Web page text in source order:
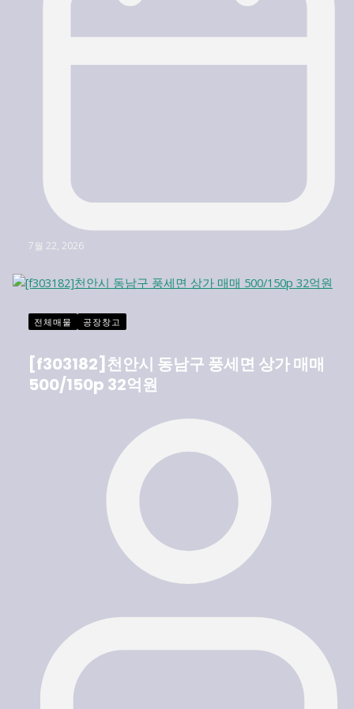
7월 22, 2026
전체매물 공장창고
[f303182]천안시 동남구 풍세면 상가 매매
500/150p 32억원